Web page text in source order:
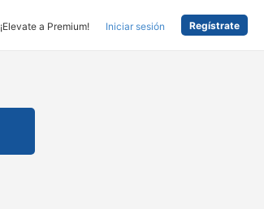
¡Elevate a Premium! Iniciar sesión Regístrate